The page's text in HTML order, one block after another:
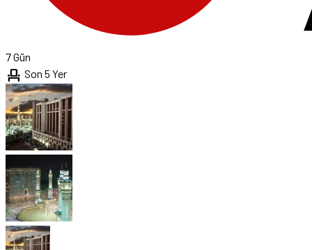
7 Gün
event_seat Son 5 Yer